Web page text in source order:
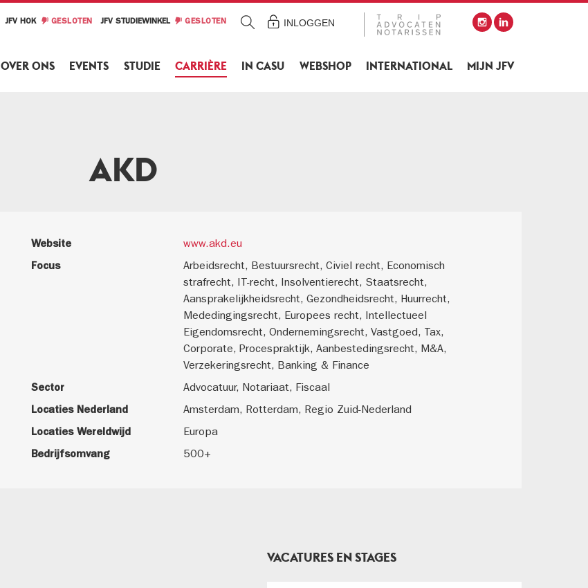
OVER ONS EVENTS STUDIE CARRIÈRE IN CASU WEBSHOP INTERNATIONAL MIJN JFV
JFV HOK GESLOTEN JFV STUDIEWINKEL GESLOTEN INLOGGEN
AKD
Website
www.akd.eu
Focus
Arbeidsrecht, Bestuursrecht, Civiel recht, Economisch
strafrecht, IT-recht, Insolventierecht, Staatsrecht,
Aansprakelijkheidsrecht, Gezondheidsrecht, Huurrecht,
Mededingingsrecht, Europees recht, Intellectueel
Eigendomsrecht, Ondernemingsrecht, Vastgoed, Tax,
Corporate, Procespraktijk, Aanbestedingsrecht, M&A,
Verzekeringsrecht, Banking & Finance
Sector
Advocatuur, Notariaat, Fiscaal
Locaties Nederland
Amsterdam, Rotterdam, Regio Zuid-Nederland
Locaties Wereldwijd
Europa
Bedrijfsomvang
500+
VACATURES EN STAGES